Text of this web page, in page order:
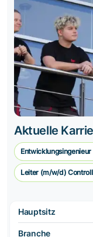
Aktuelle
Leiter (m/w/d)
Hauptsitz
Branche